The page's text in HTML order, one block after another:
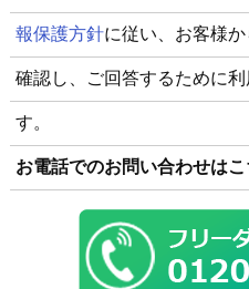
報保護方針に従い、お客様
確認し、ご回答するために
す。
お電話でのお問い合わせは